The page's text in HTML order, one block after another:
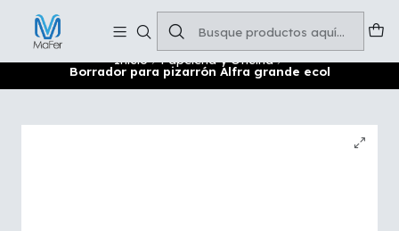
Inicio Papelería y Oficina
Borrador para pizarrón Alfra grande ecol